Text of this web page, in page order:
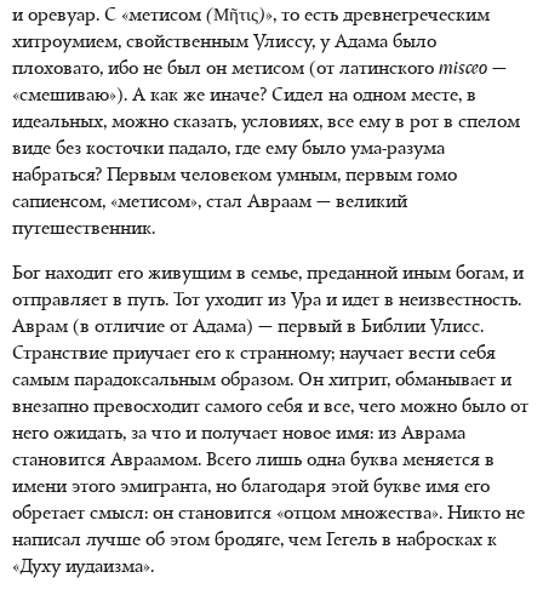
и оревуар. С «метисом (Μῆτις)», то есть древнегреческим
хитроумием, свойственным Улиссу, у Адама было
плоховато, ибо не был он метисом (от латинского misceo —
«смешиваю»). А как же иначе? Сидел на одном месте, в
идеальных, можно сказать, условиях, все ему в рот в спелом
виде без косточки падало, где ему было ума-разума
набраться? Первым человеком умным, первым гомо
сапиенсом, «метисом», стал Авраам — великий
путешественник.
Бог находит его живущим в семье, преданной иным богам, и
отправляет в путь. Тот уходит из Ура и идет в неизвестность.
Аврам (в отличие от Адама) — первый в Библии Улисс.
Странствие приучает его к странному; научает вести себя
самым парадоксальным образом. Он хитрит, обманывает и
внезапно превосходит самого себя и все, чего можно было от
него ожидать, за что и получает новое имя: из Аврама
становится Авраамом. Всего лишь одна буква меняется в
имени этого эмигранта, но благодаря этой букве имя его
обретает смысл: он становится «отцом множества». Никто не
написал лучше об этом бродяге, чем Гегель в набросках к
«Духу иудаизма».